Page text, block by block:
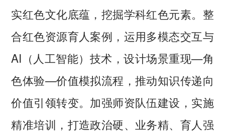
实红色文化底蕴，挖掘学科红色元素。整
合红色资源育人案例，运用多模态交互与
AI（人工智能）技术，设计场景重现—角
色体验—价值模拟流程，推动知识传递向
价值引领转变。加强师资队伍建设，实施
精准培训，打造政治硬、业务精、育人强